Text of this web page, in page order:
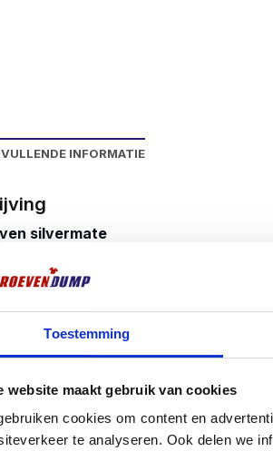
Toestemming
website maakt gebruik van cookies
cookies om content en
te analyseren. Ook delen we
INFORMATIE
silvermate
schroeven hebben voor
die licht of juist zwaar zijn
juist een kleinere spoed om
van een steeds groter wordende
en sneller indraaien bespaart veel
Next generation is gericht op
gaat de SilverMate Next